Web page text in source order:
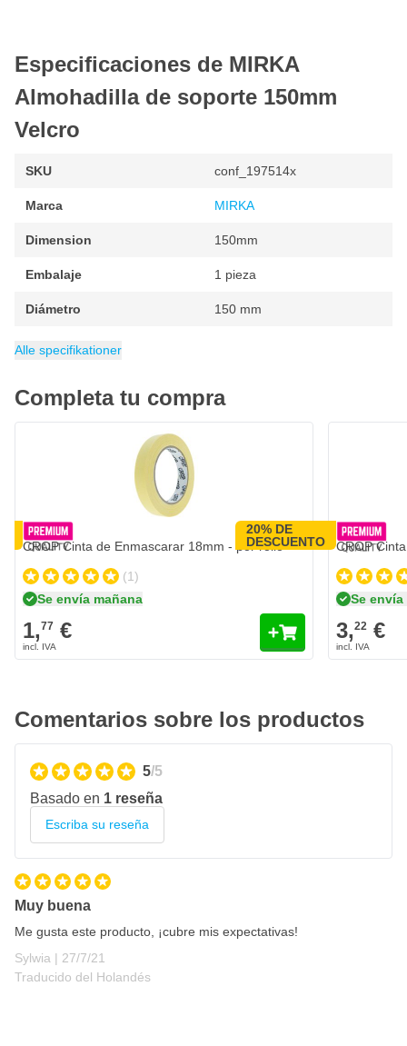
Especificaciones de MIRKA
Almohadilla de soporte 150mm
Velcro
SKU conf_197514x
Marca MIRKA
Dimension 150mm
Embalaje 1 pieza
Diámetro 150 mm
Categoría
Alle specifikationer
Completa tu compra
CROP Cinta de Enmascarar 18mm - por rollo
(1)
Se envía mañana
1,77 €
20% DE
DESCUENTO
CROP
Se envía
3,22 €
Comentarios sobre los productos
5/5
Basado en 1 reseña
Escriba su reseña
Muy buena
Me gusta este producto, ¡cubre mis expectativas!
Sylwia | 27 de julio de 2021
27/7/21
Traducido del Holandés